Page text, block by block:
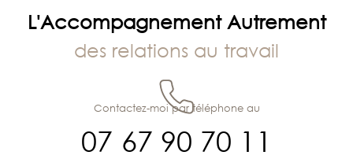
L'Accompagnement Autrement
des relations au travail
07 67 90 70 11
Contactez-moi par téléphone au